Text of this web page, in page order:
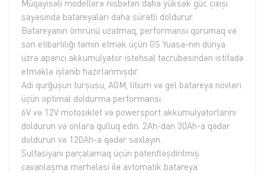
Müqayisəli modellərə nisbətən daha yüksək güc çıxışı
sayəsində batareyaları daha sürətli doldurur.
Batareyanın ömrünü uzatmaq, performansı qorumaq və
son etibarlılığı təmin etmək üçün GS Yuasa-nın dünya
üzrə aparıcı akkumulyator istehsal təcrübəsindən istifadə
etməklə işlənib hazırlanmışdır.
Adi qurğuşun turşusu, AGM, litium və gel batareya növləri
üçün optimal doldurma performansı.
6V və 12V motosiklet və powersport akkumulyatorlarını
doldurun və onlara qulluq edin. 2Ah-dan 30Ah-a qədər
doldurun və 120Ah-a qədər saxlayın.
Sulfasiyanı parçalamaq üçün patentləşdirilmiş
cavanlaşma mərhələsi ilə avtomatik batareya